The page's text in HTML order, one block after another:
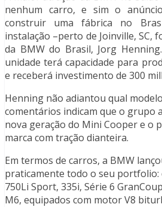
nenhum carro, e sim o
construir uma fábrica no
instalação –perto de Joinville, SC,
da BMW do Brasil, Jorg
unidade terá capacidade para
e receberá investimento de 300
Henning não adiantou qual
comentários indicam que o grupo
nova geração do Mini Cooper e o
marca com tração dianteira.
Em termos de carros, a BMW
praticamente todo o seu portfolio:
750Li Sport, 335i, Série 6
M6, equipados com motor V8